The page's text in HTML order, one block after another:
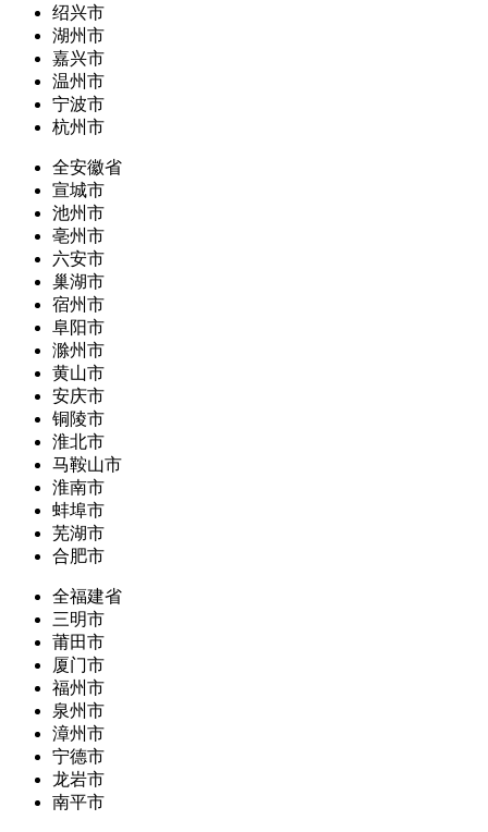
绍兴市
湖州市
嘉兴市
温州市
宁波市
杭州市
全安徽省
宣城市
池州市
亳州市
六安市
巢湖市
宿州市
阜阳市
滁州市
黄山市
安庆市
铜陵市
淮北市
马鞍山市
淮南市
蚌埠市
芜湖市
合肥市
全福建省
三明市
莆田市
厦门市
福州市
泉州市
漳州市
宁德市
龙岩市
南平市